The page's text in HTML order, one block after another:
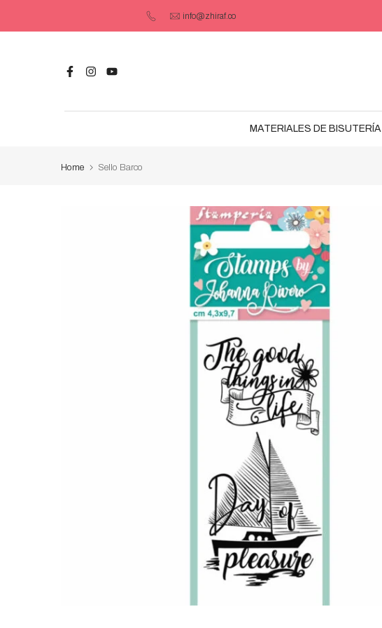
contenido
info@zhiraf.co
MATERIALES DE BISUTERÍA
Home Sello Barco